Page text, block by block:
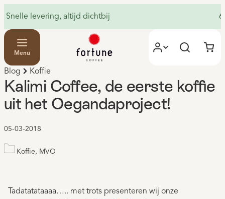
Snelle levering, altijd dichtbij
Menu
Blog Koffie
Kalimi Coffee, de eerste koffie
uit het Oegandaproject!
05-03-2018
Koffie, MVO
Tadatatataaaa….. met trots presenteren wij onze